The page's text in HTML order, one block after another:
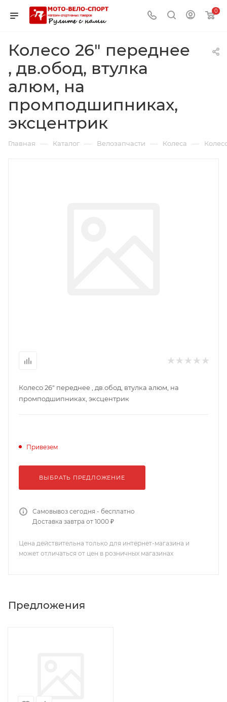
0
Колесо 26" переднее
, дв.обод, втулка
алюм, на
промподшипниках,
эксцентрик
Главная — Каталог — Велозапчасти — Колеса —
Колесо 26" переднее , дв.обод, втулка алюм, на
промподшипниках, эксцентрик
Привезем
ВЫБРАТЬ ПРЕДЛОЖЕНИЕ
Самовывоз сегодня - бесплатно
Доставка завтра от 1000 ₽
Цена действительна только для интернет-магазина и
может отличаться от цен в розничных магазинах
Предложения